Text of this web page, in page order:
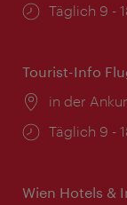
Täglich 9 -
Tourist-Info
Ort:
in der
Täglich 9 -
Wien Hotels &